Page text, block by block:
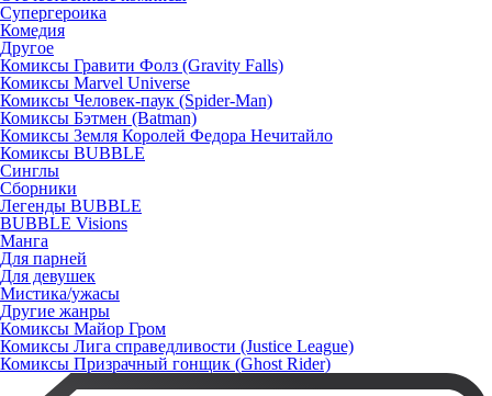
Супергероика
Комедия
Другое
Комиксы Гравити Фолз (Gravity Falls)
Комиксы Marvel Universe
Комиксы Человек-паук (Spider-Man)
Комиксы Бэтмен (Batman)
Комиксы Земля Королей Федора Нечитайло
Комиксы BUBBLE
Синглы
Сборники
Легенды BUBBLE
BUBBLE Visions
Манга
Для парней
Для девушек
Мистика/ужасы
Другие жанры
Комиксы Майор Гром
Комиксы Лига справедливости (Justice League)
Комиксы Призрачный гонщик (Ghost Rider)